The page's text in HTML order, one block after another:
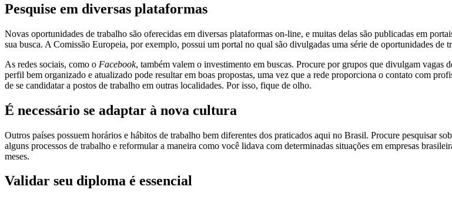
Pesquise em diversas plataformas
Novas oportunidades de trabalho são oferecidas em diversas plataformas on-line, e muitas delas são publicadas em
sua busca. A Comissão Europeia, por exemplo, possui um portal no qual são divulgadas uma série de oportunidades de
As redes sociais, como o Facebook, também valem o investimento em buscas. Procure por grupos que divulgam vagas
perfil bem organizado e atualizado pode resultar em boas propostas, uma vez que a rede proporciona o contato com
de se candidatar a postos de trabalho em outras localidades. Por isso, fique de olho.
É necessário se adaptar à nova cultura
Outros países possuem horários e hábitos de trabalho bem diferentes dos praticados aqui no Brasil. Procure pesquisar
alguns processos de trabalho e reformular a maneira como você lidava com determinadas situações em empresas
meses.
Validar seu diploma é essencial